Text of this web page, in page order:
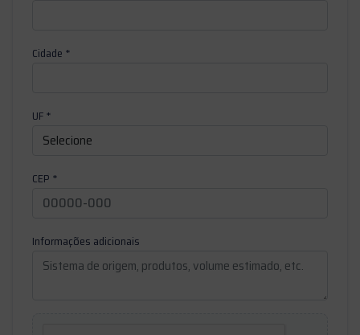
Cidade *
UF *
CEP *
Informações adicionais